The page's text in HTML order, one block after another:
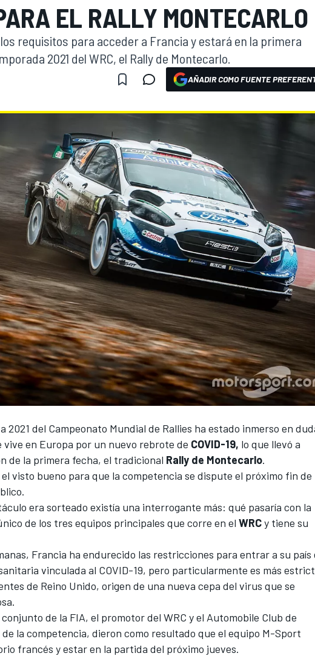
MOTOEL RALLY MONTECARLO
requisitos para acceder a Francia y estará en la primera
2021 del WRC, el Rally de Montecarlo.
AÑADIR COMO FUENTE
2021 del Campeonato Mundial de Rallies ha estado inmerso en
en Europa por un nuevo rebrote de COVID-19, lo que llevó a
de la primera fecha, el tradicional Rally de Montecarlo.
visto bueno para que la competencia se dispute el próximo fin de
era sorteado existía una interrogante más: qué pasaría con la
de los tres equipos principales que corre en el WRCy tiene su
Francia ha endurecido las restricciones para entrar a su país
vinculada al COVID-19, pero particularmente es más
de Reino Unido, origen de una nueva cepa del virus que se
de la FIA, el promotor del WRC y el Automobile Club de
la competencia, dieron como resultado que el equipo M-Sport
francés y estar en la partida del próximo jueves.